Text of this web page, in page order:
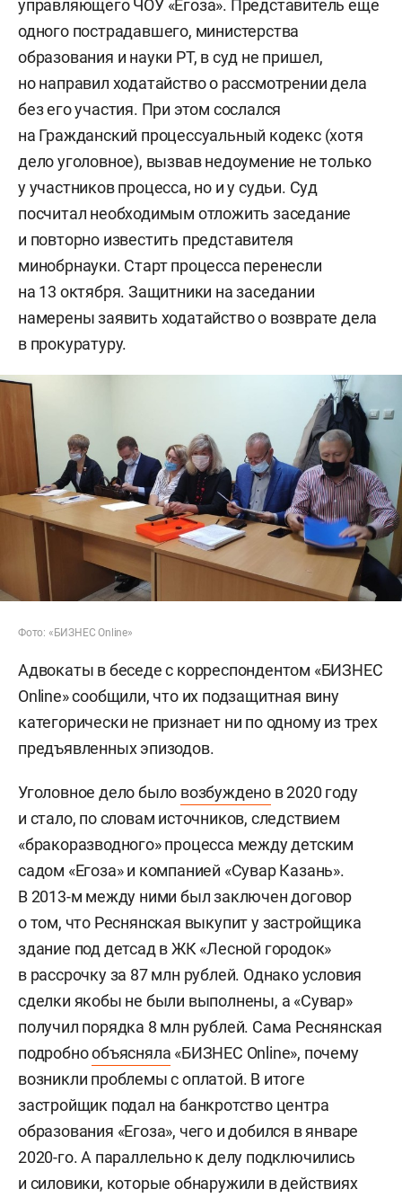
управляющего ЧОУ «Егоза». Представитель еще
одного пострадавшего, министерства
образования и науки РТ, в суд не пришел,
но направил ходатайство о рассмотрении дела
без его участия. При этом сослался
на Гражданский процессуальный кодекс (хотя
дело уголовное), вызвав недоумение не только
у участников процесса, но и у судьи. Суд
посчитал необходимым отложить заседание
и повторно известить представителя
минобрнауки. Старт процесса перенесли
на 13 октября. Защитники на заседании
намерены заявить ходатайство о возврате дела
в прокуратуру.
Фото: «БИЗНЕС Online»
Адвокаты в беседе с корреспондентом «БИЗНЕС
Online» сообщили, что их подзащитная вину
категорически не признает ни по одному из трех
предъявленных эпизодов.
Уголовное дело было возбуждено в 2020 году
и стало, по словам источников, следствием
«бракоразводного» процесса между детским
садом «Егоза» и компанией «Сувар Казань».
В 2013-м между ними был заключен договор
о том, что Реснянская выкупит у застройщика
здание под детсад в ЖК «Лесной городок»
в рассрочку за 87 млн рублей. Однако условия
сделки якобы не были выполнены, а «Сувар»
получил порядка 8 млн рублей. Сама Реснянская
подробнообъясняла «БИЗНЕС Online», почему
возникли проблемы с оплатой. В итоге
застройщик подал на банкротство центра
образования «Егоза», чего и добился в январе
2020-го. А параллельно к делу подключились
и силовики, которые обнаружили в действиях